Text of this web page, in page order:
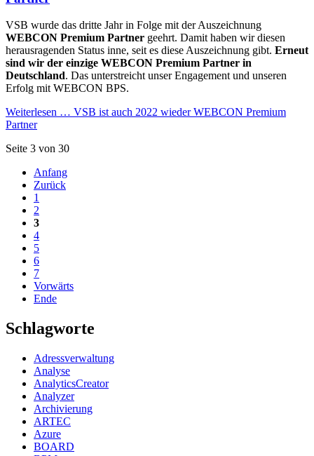
VSB wurde das dritte Jahr in Folge mit der Auszeichnung
WEBCON Premium Partner geehrt. Damit haben wir diesen
herausragenden Status inne, seit es diese Auszeichnung gibt. Erneut
sind wir der einzige WEBCON Premium Partner in
Deutschland. Das unterstreicht unser Engagement und unseren
Erfolg mit WEBCON BPS.
Weiterlesen … VSB ist auch 2022 wieder WEBCON Premium
Partner
Seite 3 von 30
Anfang
Zurück
1
2
3
4
5
6
7
Vorwärts
Ende
Schlagworte
Adressverwaltung
Analyse
AnalyticsCreator
Analyzer
Archivierung
ARTEC
Azure
BOARD